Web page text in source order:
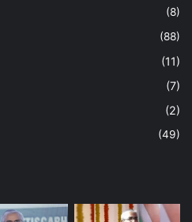
(8)
(88)
(11)
(7)
(2)
(49)